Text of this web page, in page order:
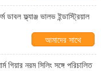
যোগাযোগ করুন
ফ্ল্যাঞ্জ ভালভ ইন্ডাস্ট্রিয়াল
আমাদের সাথে
যোগাযোগ করুন
নরম সিলিং সঙ্গে পরিচালিত